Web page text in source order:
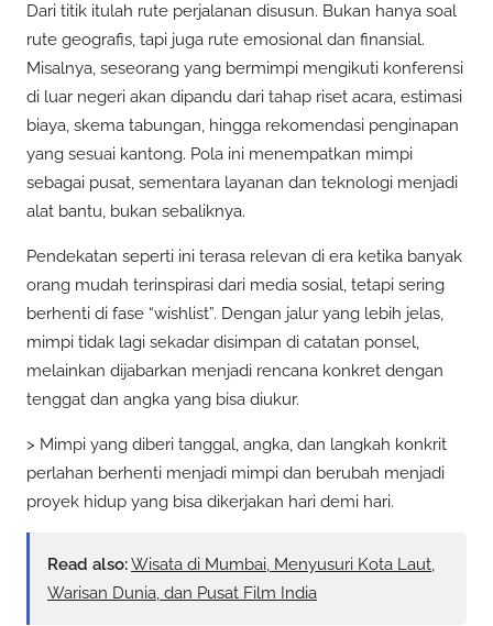
Dari titik itulah rute perjalanan disusun. Bukan hanya soal
rute geografis, tapi juga rute emosional dan finansial.
Misalnya, seseorang yang bermimpi mengikuti konferensi
di luar negeri akan dipandu dari tahap riset acara, estimasi
biaya, skema tabungan, hingga rekomendasi penginapan
yang sesuai kantong. Pola ini menempatkan mimpi
sebagai pusat, sementara layanan dan teknologi menjadi
alat bantu, bukan sebaliknya.
Pendekatan seperti ini terasa relevan di era ketika banyak
orang mudah terinspirasi dari media sosial, tetapi sering
berhenti di fase “wishlist”. Dengan jalur yang lebih jelas,
mimpi tidak lagi sekadar disimpan di catatan ponsel,
melainkan dijabarkan menjadi rencana konkret dengan
tenggat dan angka yang bisa diukur.
> Mimpi yang diberi tanggal, angka, dan langkah konkrit
perlahan berhenti menjadi mimpi dan berubah menjadi
proyek hidup yang bisa dikerjakan hari demi hari.
Read also:Wisata di Mumbai, Menyusuri Kota Laut,
Warisan Dunia, dan Pusat Film India